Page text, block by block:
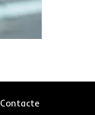
Contacte